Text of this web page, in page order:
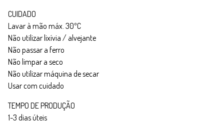
CUIDADO
Lavar à mão máx. 30ºC
Não utilizar lixívia / alvejante
Não passar a ferro
Não limpar a seco
Não utilizar máquina de secar
Usar com cuidado
TEMPO DE PRODUÇÃO
1-3 dias úteis